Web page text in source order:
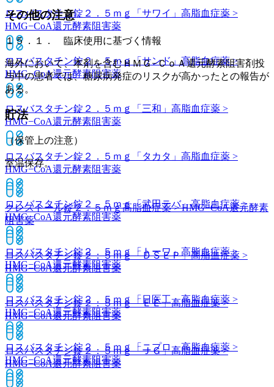
ロスバスタチン錠２．５ｍｇ「サワイ」 高脂血症薬 >
HMG−CoA還元酵素阻害薬
ロスバスタチン錠２．５ｍｇ「サンド」高脂血症薬 >
HMG−CoA還元酵素阻害薬
ロスバスタチン錠２．５ｍｇ「三和」 高脂血症薬 >
HMG−CoA還元酵素阻害薬
ロスバスタチン錠２．５ｍｇ「タカタ」 高脂血症薬 >
HMG−CoA還元酵素阻害薬
ロスバスタチン錠２．５ｍｇ「武田テバ」高脂血症薬 >
HMG−CoA還元酵素阻害薬
ロスバスタチン錠２．５ｍｇ「トーワ」 高脂血症薬 >
HMG−CoA還元酵素阻害薬
ロスバスタチン錠２．５ｍｇ「日医工」高脂血症薬 >
HMG−CoA還元酵素阻害薬
ロスバスタチン錠２．５ｍｇ「ニプロ」高脂血症薬 >
HMG−CoA還元酵素阻害薬
その他の注意
１５．１． 臨床使用に基づく情報
海外において、本剤を含むＨＭＧ−ＣｏＡ還元酵素阻害剤投
与中の患者では、糖尿病発症のリスクが高かったとの報告が
ある。
貯法
（保管上の注意）
室温保存。
クレストール錠２．５ｍｇ高脂血症薬 > HMG−CoA還元酵素
阻害薬
ロスバスタチン錠２．５ｍｇ「ＤＳＥＰ」高脂血症薬 >
HMG−CoA還元酵素阻害薬
ロスバスタチン錠２．５ｍｇ「ＥＥ」高脂血症薬 >
HMG−CoA還元酵素阻害薬
ロスバスタチン錠２．５ｍｇ「ＪＧ」高脂血症薬 >
HMG−CoA還元酵素阻害薬